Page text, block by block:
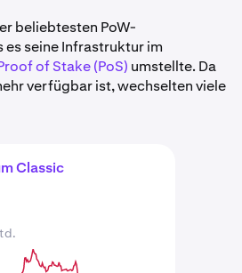
beliebtesten PoW-
seine Infrastruktur im
of Stake (PoS) umstellte. Da
verfügbar ist, wechselten viele
Classic